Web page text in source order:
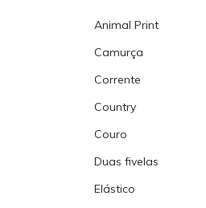
Animal Print
Camurça
Corrente
Country
Couro
Duas fivelas
Elástico